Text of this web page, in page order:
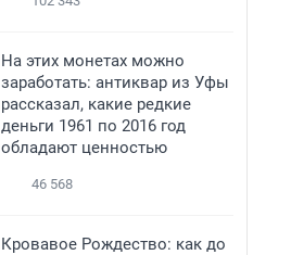
На этих монетах можно
заработать: антиквар из Уфы
рассказал, какие редкие
деньги 1961 по 2016 год
обладают ценностью
46 568
Кровавое Рождество: как до